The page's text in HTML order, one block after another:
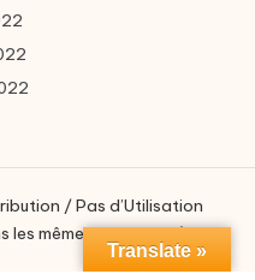
/ Pas d’Utilisation
les mêmes conditions)
Translate »